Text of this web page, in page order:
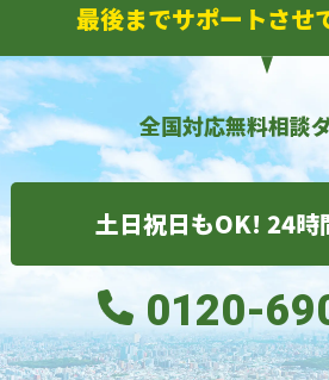
最後までサポートさせ
全国対応無料相談
土日祝日もOK! 24時
0120-